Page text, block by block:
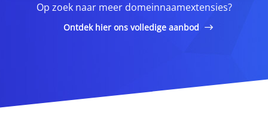
Op zoek naar meer domeinnaamextensies?
Ontdek hier ons volledige aanbod